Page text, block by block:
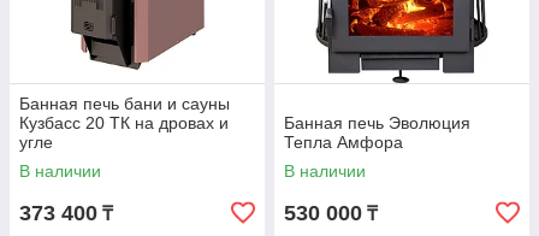
Банная печь бани и сауны
Кузбасс 20 ТК на дровах и
угле
В наличии
373 400 ₸
Банная печь Эволюция
Тепла Амфора
В наличии
530 000 ₸